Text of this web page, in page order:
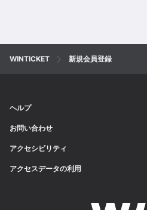
WINTICKET 新規会員登録
ヘルプ
お問い合わせ
アクセシビリティ
アクセスデータの利用